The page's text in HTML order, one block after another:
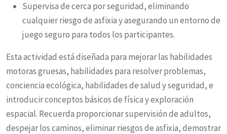
Supervisa de cerca por seguridad, eliminando
cualquier riesgo de asfixia y asegurando un entorno de
juego seguro para todos los participantes.
Esta actividad está diseñada para mejorar las habilidades
motoras gruesas, habilidades para resolver problemas,
conciencia ecológica, habilidades de salud y seguridad, e
introducir conceptos básicos de física y exploración
espacial. Recuerda proporcionar supervisión de adultos,
despejar los caminos, eliminar riesgos de asfixia, demostrar